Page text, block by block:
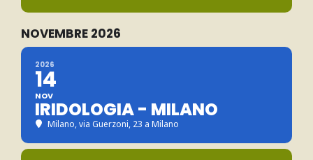
NOVEMBRE 2026
2026
14
NOV
IRIDOLOGIA - MILANO
Milano, via Guerzoni, 23 a Milano